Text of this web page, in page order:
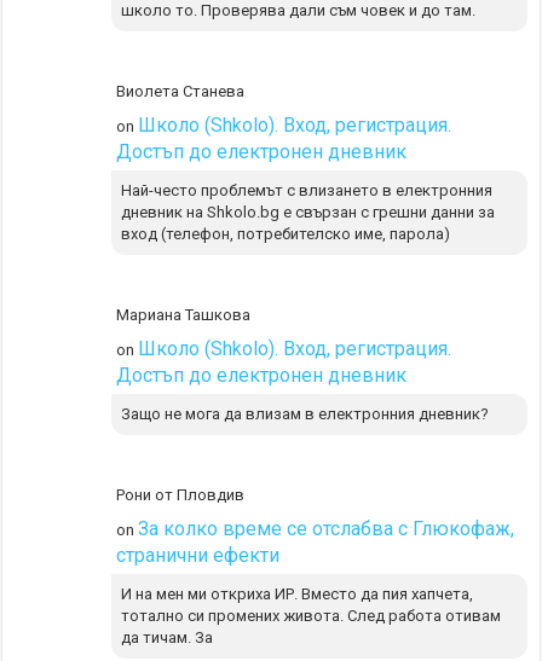
школо то. Проверява дали съм човек и до там.
Виолета Станева
on Школо (Shkolo). Вход, регистрация.
Достъп до електронен дневник
Най-често проблемът с влизането в електронния
дневник на Shkolo.bg е свързан с грешни данни за
вход (телефон, потребителско име, парола)
Мариана Ташкова
on Школо (Shkolo). Вход, регистрация.
Достъп до електронен дневник
Защо не мога да влизам в електронния дневник?
Рони от Пловдив
onЗа колко време се отслабва с Глюкофаж,
странични ефекти
И на мен ми откриха ИР. Вместо да пия хапчета,
тотално си промених живота. След работа отивам
да тичам. За